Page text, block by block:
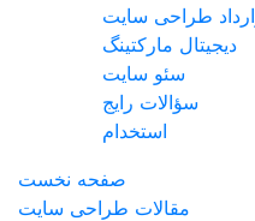
سایت
رایج
صفحه نخست
طراحی سایت